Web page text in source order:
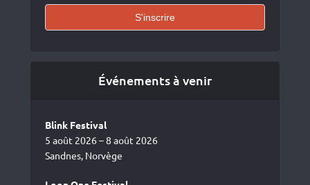
Événements à venir
Blink Festival
5 août 2026 – 8 août 2026
Sandnes, Norvège